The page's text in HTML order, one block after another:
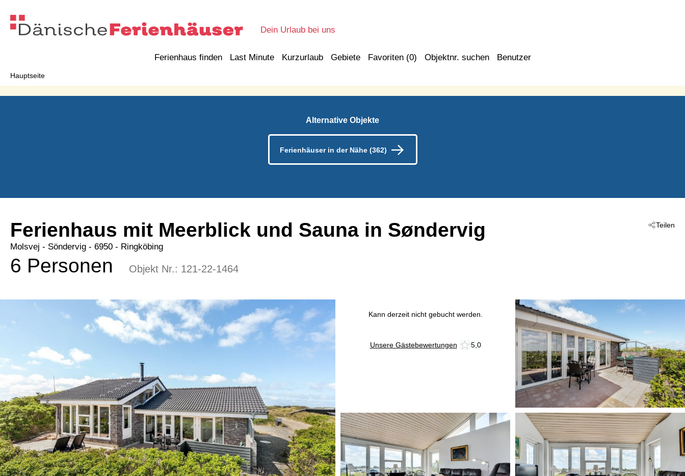
Dein Urlaub bei uns
Ferienhaus finden Last Minute Kurzurlaub Gebiete Favoriten (0) Objektnr. suchen Benutzer
Hauptseite
Alternative Objekte
Ferienhäuser in der Nähe (362)
Teilen
Ferienhaus mit Meerblick und Sauna in Søndervig
Molsvej - Söndervig - 6950 - Ringköbing
6 Personen Objekt Nr.: 121-22-1464
Kann derzeit nicht gebucht werden.
Unsere Gästebewertungen 5,0